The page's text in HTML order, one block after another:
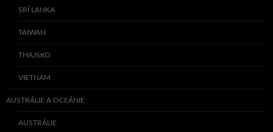
SRÍ LANKA
TAIWAN
THAJSKO
VIETNAM
AUSTRÁLIE A OCEÁNIE
AUSTRÁLIE